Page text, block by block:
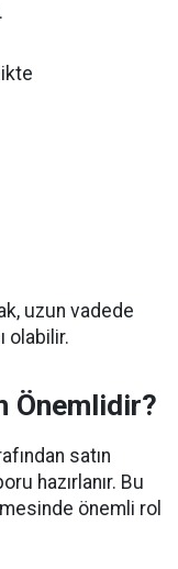
uzun vadede
olabilir.
Önemlidir?
satın
hazırlanır. Bu
önemli rol